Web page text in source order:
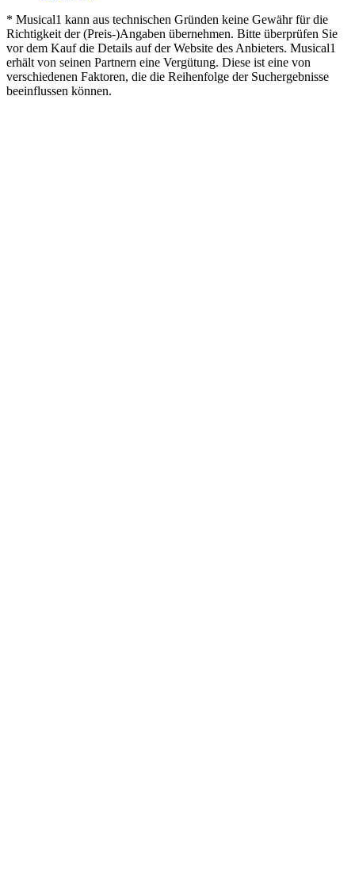
* Musical1 kann aus technischen Gründen keine Gewähr für die
Richtigkeit der (Preis-)Angaben übernehmen. Bitte überprüfen Sie
vor dem Kauf die Details auf der Website des Anbieters. Musical1
erhält von seinen Partnern eine Vergütung. Diese ist eine von
verschiedenen Faktoren, die die Reihenfolge der Suchergebnisse
beeinflussen können.